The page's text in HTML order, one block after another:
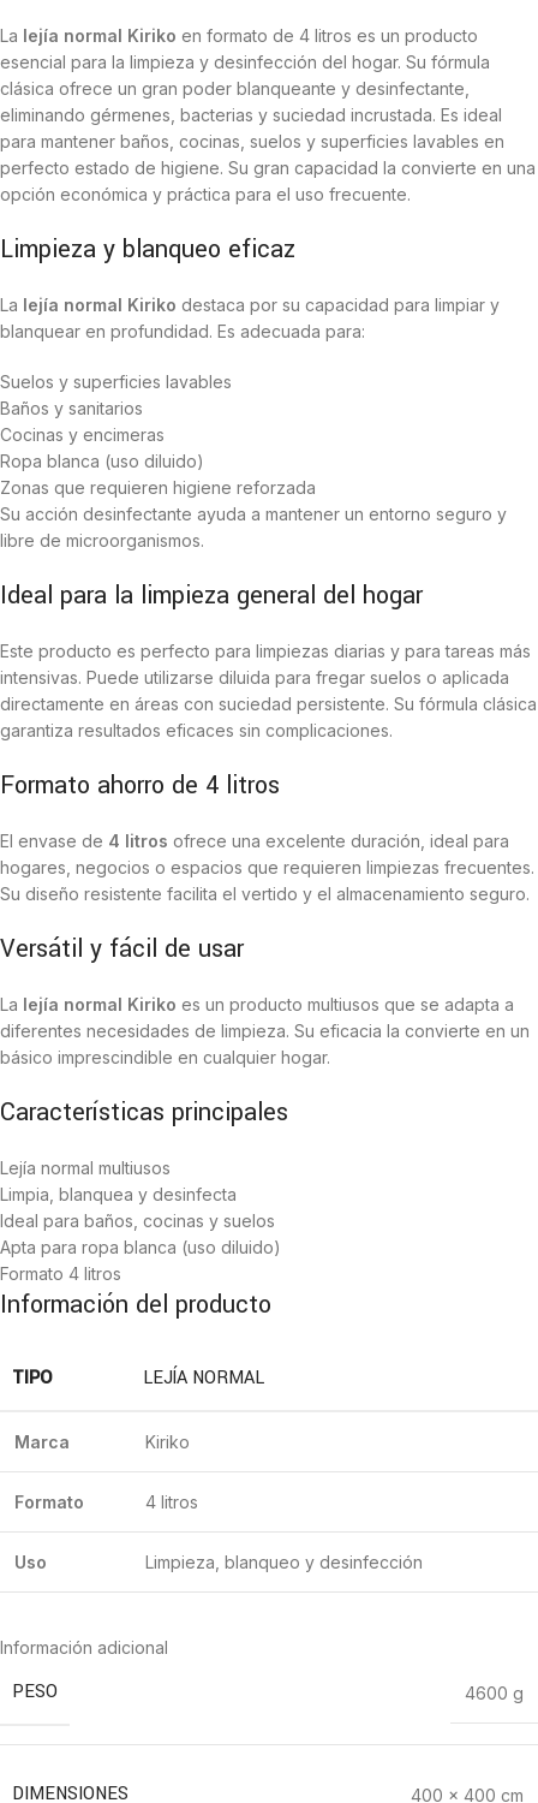
La lejía normal Kiriko en formato de 4 litros es un producto
esencial para la limpieza y desinfección del hogar. Su fórmula
clásica ofrece un gran poder blanqueante y desinfectante,
eliminando gérmenes, bacterias y suciedad incrustada. Es ideal
para mantener baños, cocinas, suelos y superficies lavables en
perfecto estado de higiene. Su gran capacidad la convierte en una
opción económica y práctica para el uso frecuente.
Limpieza y blanqueo eficaz
La lejía normal Kiriko destaca por su capacidad para limpiar y
blanquear en profundidad. Es adecuada para:
Suelos y superficies lavables
Baños y sanitarios
Cocinas y encimeras
Ropa blanca (uso diluido)
Zonas que requieren higiene reforzada
Su acción desinfectante ayuda a mantener un entorno seguro y
libre de microorganismos.
Ideal para la limpieza general del hogar
Este producto es perfecto para limpiezas diarias y para tareas más
intensivas. Puede utilizarse diluida para fregar suelos o aplicada
directamente en áreas con suciedad persistente. Su fórmula clásica
garantiza resultados eficaces sin complicaciones.
Formato ahorro de 4 litros
El envase de 4 litros ofrece una excelente duración, ideal para
hogares, negocios o espacios que requieren limpiezas frecuentes.
Su diseño resistente facilita el vertido y el almacenamiento seguro.
Versátil y fácil de usar
La lejía normal Kiriko es un producto multiusos que se adapta a
diferentes necesidades de limpieza. Su eficacia la convierte en un
básico imprescindible en cualquier hogar.
Características principales
Lejía normal multiusos
Limpia, blanquea y desinfecta
Ideal para baños, cocinas y suelos
Apta para ropa blanca (uso diluido)
Formato 4 litros
Información del producto
TIPO LEJÍA NORMAL
Marca Kiriko
Formato 4 litros
Uso Limpieza, blanqueo y desinfección
Información adicional
PESO 4600 g
DIMENSIONES 400 × 400 cm